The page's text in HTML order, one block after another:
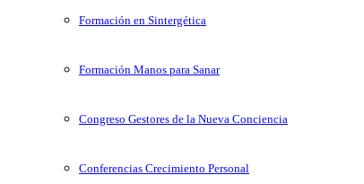
Formación en Sintergética
Formación Manos para Sanar
Congreso Gestores de la Nueva Conciencia
Conferencias Crecimiento Personal